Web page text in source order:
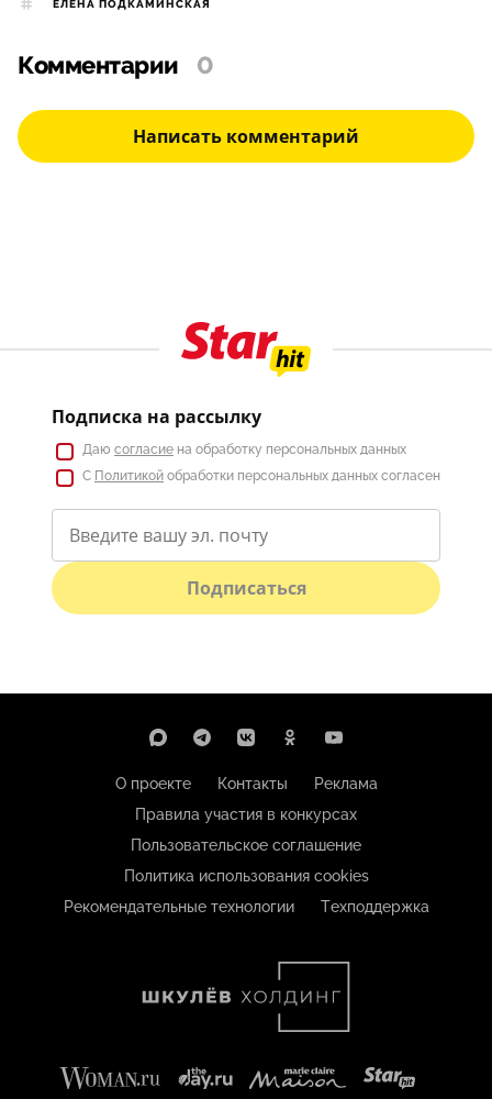
ЕЛЕНА ПОДКАМИНСКАЯ
Комментарии 0
Написать комментарий
Подписка на рассылку
Даю согласие на обработку персональных данных
С Политикой обработки персональных данных согласен
Подписаться
О проекте Контакты
Реклама
Правила участия в конкурсах
Пользовательское соглашение
Политика использования cookies
Рекомендательные технологии
Техподдержка